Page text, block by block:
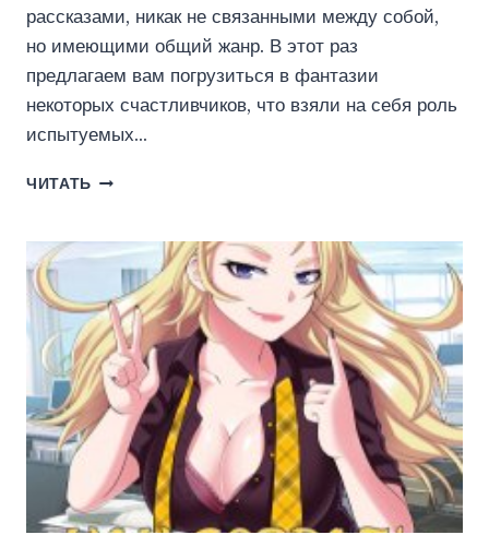
рассказами, никак не связанными между собой,
но имеющими общий жанр. В этот раз
предлагаем вам погрузиться в фантазии
некоторых счастливчиков, что взяли на себя роль
испытуемых…
ЧИТАТЬ ПЛЕНИТЕЛЬНАЯ
(ВАДИМ
ФАРГ)